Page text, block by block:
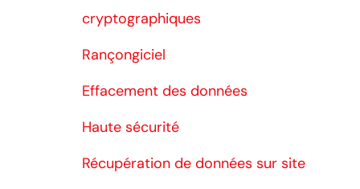
cryptographiques
Rançongiciel
Effacement des données
Haute sécurité
Récupération de données sur site